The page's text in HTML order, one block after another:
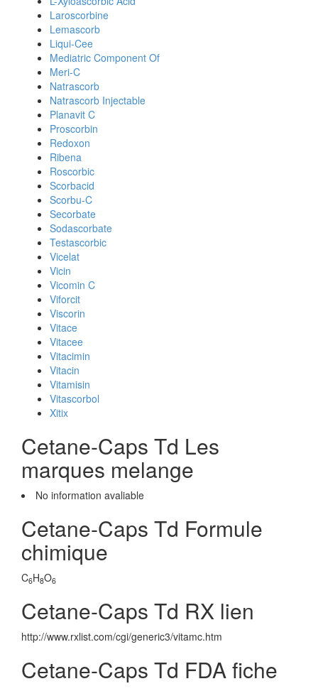
Laroscorbine
Lemascorb
Liqui-Cee
Mediatric Component Of
Meri-C
Natrascorb
Natrascorb Injectable
Planavit C
Proscorbin
Redoxon
Ribena
Roscorbic
Scorbacid
Scorbu-C
Secorbate
Sodascorbate
Testascorbic
Vicelat
Vicin
Vicomin C
Viforcit
Viscorin
Vitace
Vitacee
Vitacimin
Vitacin
Vitamisin
Vitascorbol
Xitix
Cetane-Caps Td Les
marques melange
No information avaliable
Cetane-Caps Td Formule
chimique
C6H8O6
Cetane-Caps Td RX lien
http://www.rxlist.com/cgi/generic3/vitamc.htm
Cetane-Caps Td FDA fiche